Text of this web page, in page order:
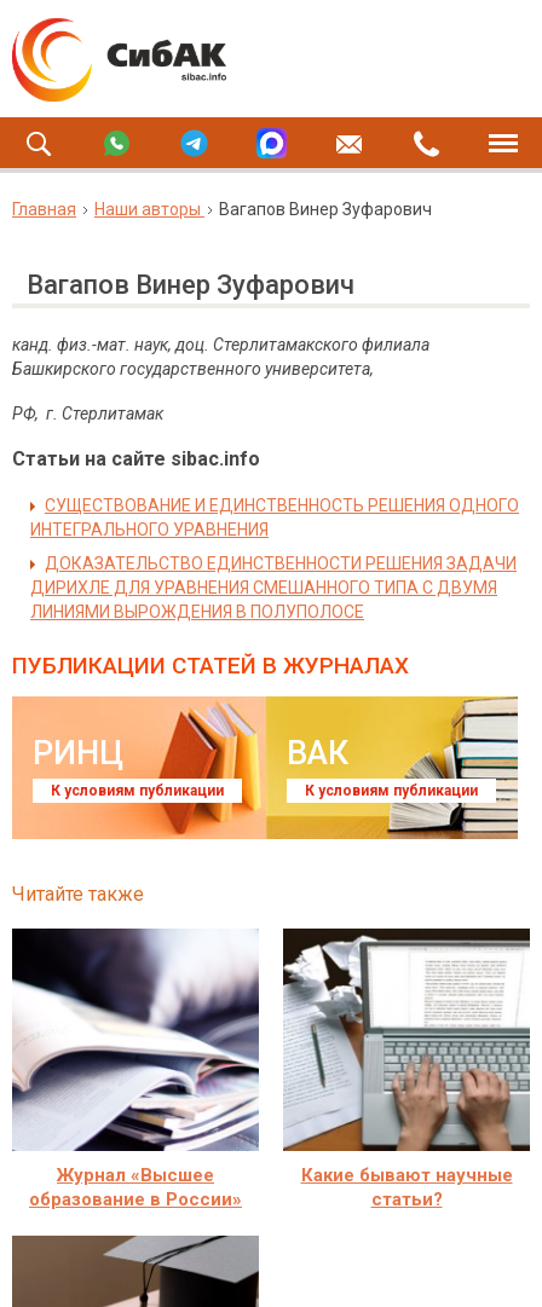
Главная Наши авторы Вагапов Винер Зуфарович
Вагапов Винер Зуфарович
канд. физ.-мат. наук, доц. Стерлитамакского филиала
Башкирского государственного университета,
РФ, г. Стерлитамак
Статьи на сайте sibac.info
СУЩЕСТВОВАНИЕ И ЕДИНСТВЕННОСТЬ РЕШЕНИЯ ОДНОГО
ИНТЕГРАЛЬНОГО УРАВНЕНИЯ
ДОКАЗАТЕЛЬСТВО ЕДИНСТВЕННОСТИ РЕШЕНИЯ ЗАДАЧИ
ДИРИХЛЕ ДЛЯ УРАВНЕНИЯ СМЕШАННОГО ТИПА С ДВУМЯ
ЛИНИЯМИ ВЫРОЖДЕНИЯ В ПОЛУПОЛОСЕ
ПУБЛИКАЦИИ СТАТЕЙ В ЖУРНАЛАХ
РИНЦ
К условиям публикации
ВАК
К условиям публикации
Читайте также
Журнал «Высшее
образование в России»
Какие бывают научные
статьи?